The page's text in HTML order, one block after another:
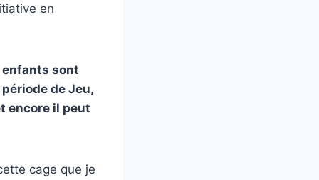
en
enfants sont
de Jeu,
encore il peut
cage que je